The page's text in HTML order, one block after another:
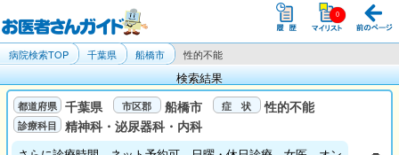
病院検索TOP 千葉県 船橋市 性的不能
検索結果
千葉県 船橋市
性的不能
精神科・泌尿器科・内科